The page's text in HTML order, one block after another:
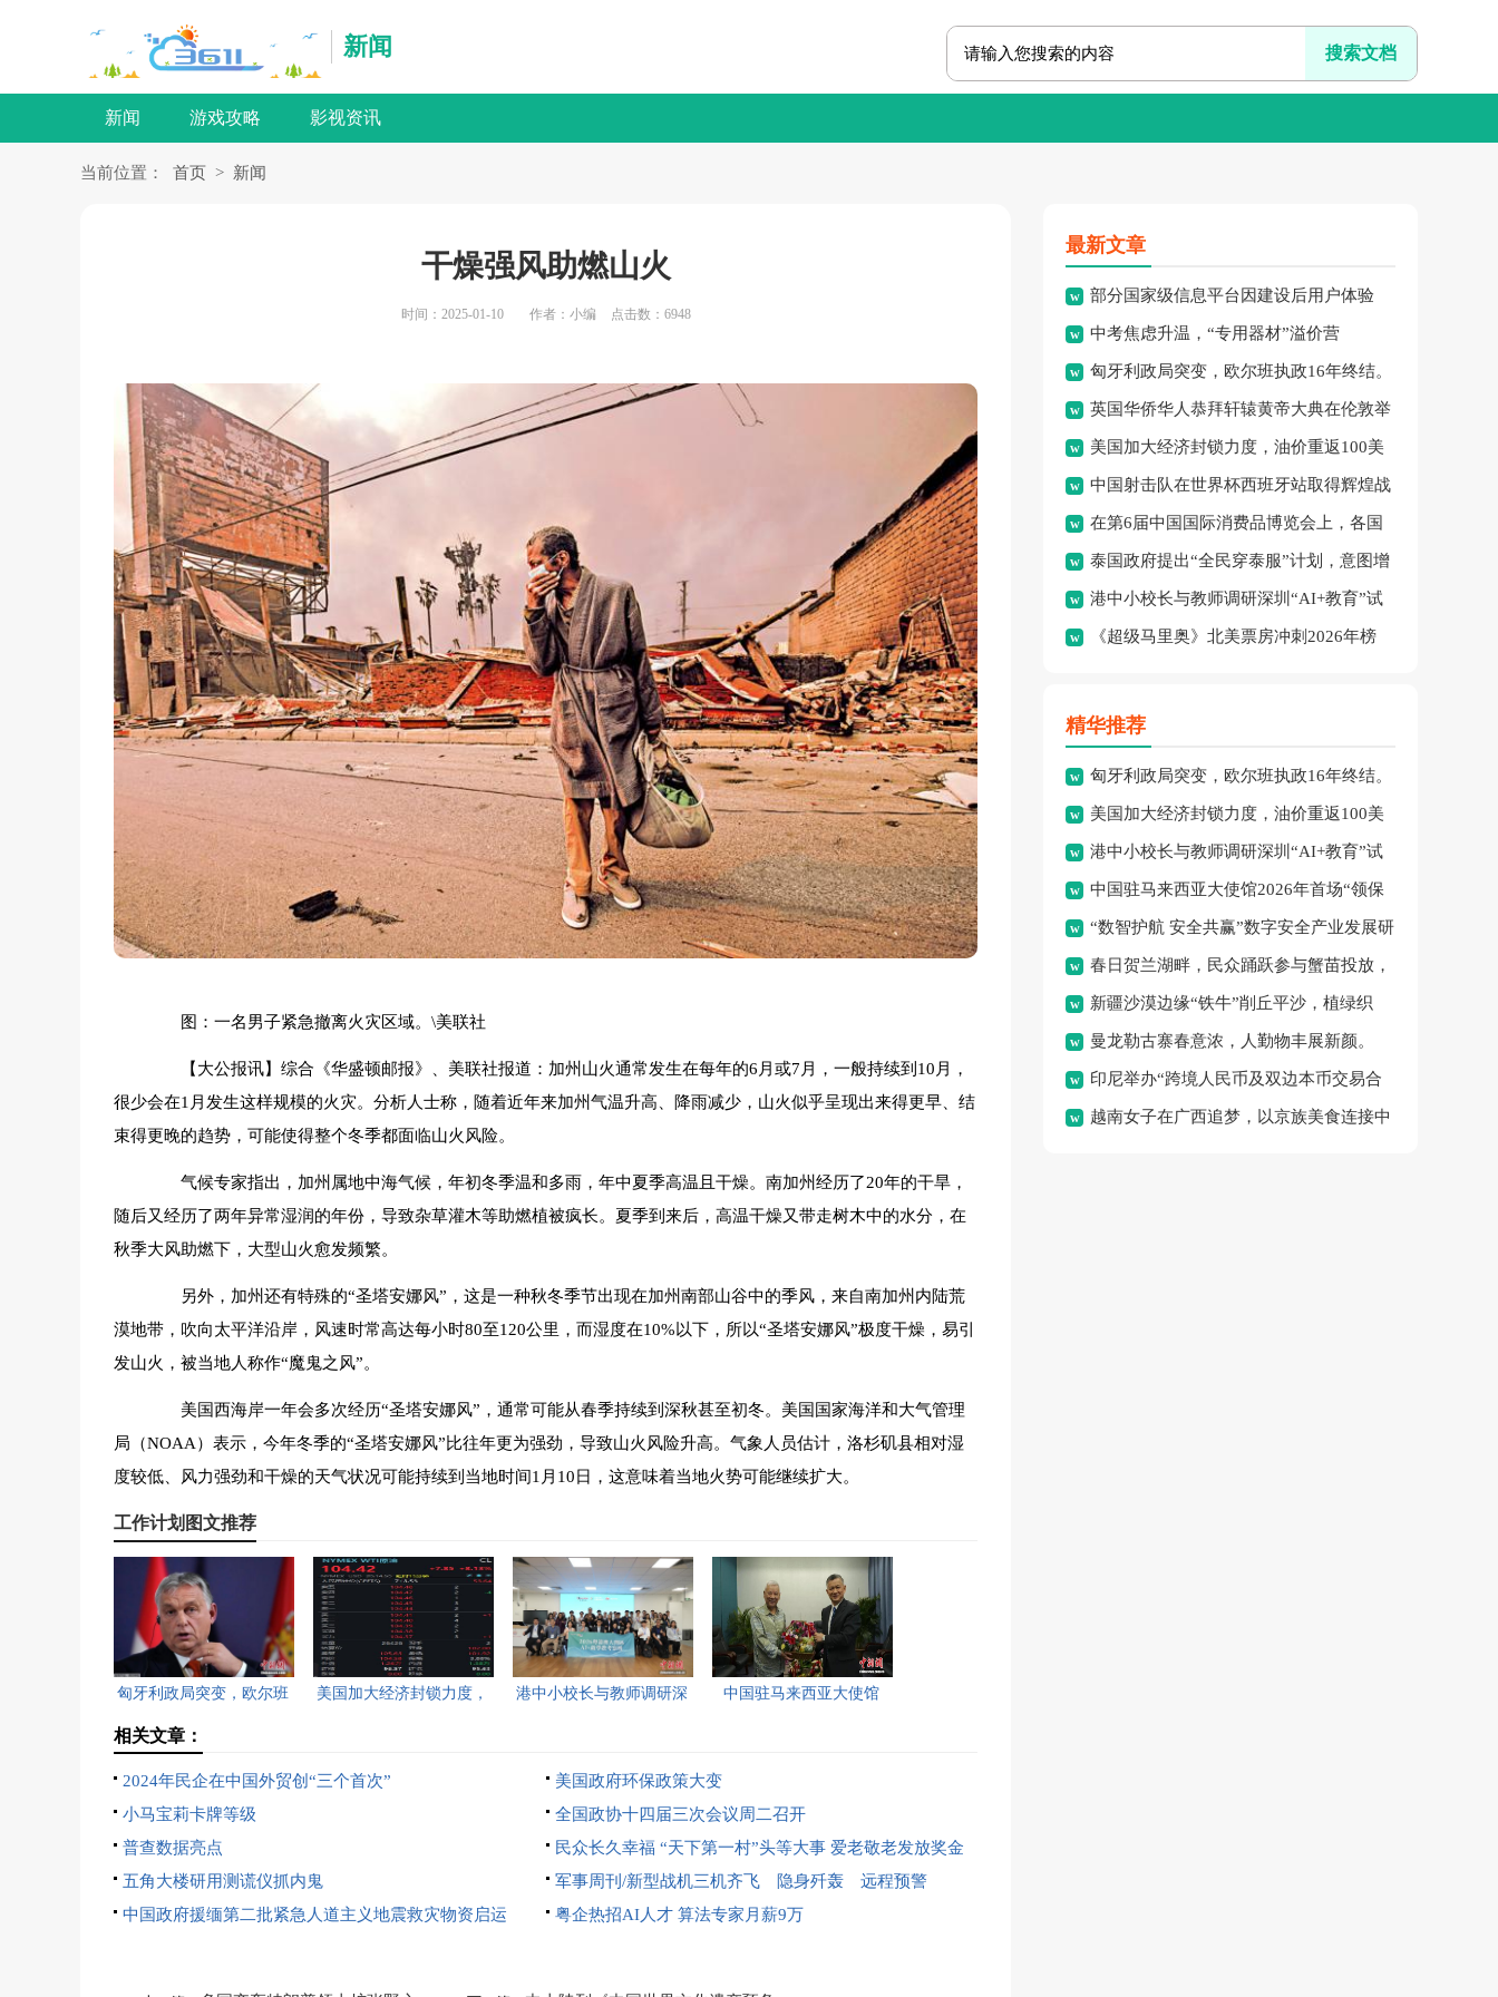
新闻
新闻 游戏攻略 影视资讯
当前位置： 首页 > 新闻
干燥强风助燃山火
时间：2025-01-10 作者：小编 点击数： 6948
图：一名男子紧急撤离火灾区域。\美联社
【大公报讯】综合《华盛顿邮报》、美联社报道：加州山火通常发生在每年的6月或7月，一般持续到10月，
很少会在1月发生这样规模的火灾。分析人士称，随着近年来加州气温升高、降雨减少，山火似乎呈现出来得更早、结
束得更晚的趋势，可能使得整个冬季都面临山火风险。
气候专家指出，加州属地中海气候，年初冬季温和多雨，年中夏季高温且干燥。南加州经历了20年的干旱，
随后又经历了两年异常湿润的年份，导致杂草灌木等助燃植被疯长。夏季到来后，高温干燥又带走树木中的水分，在
秋季大风助燃下，大型山火愈发频繁。
另外，加州还有特殊的“圣塔安娜风”，这是一种秋冬季节出现在加州南部山谷中的季风，来自南加州内陆荒
漠地带，吹向太平洋沿岸，风速时常高达每小时80至120公里，而湿度在10%以下，所以“圣塔安娜风”极度干燥，易引
发山火，被当地人称作“魔鬼之风”。
美国西海岸一年会多次经历“圣塔安娜风”，通常可能从春季持续到深秋甚至初冬。美国国家海洋和大气管理
局（NOAA）表示，今年冬季的“圣塔安娜风”比往年更为强劲，导致山火风险升高。气象人员估计，洛杉矶县相对湿
度较低、风力强劲和干燥的天气状况可能持续到当地时间1月10日，这意味着当地火势可能继续扩大。
工作计划图文推荐
匈牙利政局突变，欧尔班
执政16年终结。
美国加大经济封锁力度，
股指开盘走低。
港中小校长与教师调研深
中国驻马来西亚大使馆
日举行，旨在提升留学生
的安全意识与应急处置能
力，帮助他们在异国他乡
更好地学习和生活。
相关文章：
2024年民企在中国外贸创“三个首次”
美国政府环保政策大变
小马宝莉卡牌等级
全国政协十四届三次会议周二召开
普查数据亮点
民众长久幸福 “天下第一村”头等大事 爱老敬老发放奖金
奖学助学培育人才
五角大楼研用测谎仪抓内鬼
军事周刊/新型战机三机齐飞 隐身歼轰 远程预警
中国政府援缅第二批紧急人道主义地震救灾物资启运
粤企热招AI人才 算法专家月薪9万
最新文章
部分国家级信息平台因建设后用户体验
差、系统频繁崩溃、信息更新
中考焦虑升温，“专用器材”溢价营
销、“保过”私教乱象频现，家
匈牙利政局突变，欧尔班执政16年终结。
英国华侨华人恭拜轩辕黄帝大典在伦敦举
行，传承中华文化纽带。
美国加大经济封锁力度，油价重返100美
元高点，黄金价格急跌，
中国射击队在世界杯西班牙站取得辉煌战
绩：8金、3银、2铜。
在第6届中国国际消费品博览会上，各国
品牌集中展示了最新消费精
泰国政府提出“全民穿泰服”计划，意图增
强民族文化认同并拓展泰
港中小校长与教师调研深圳“AI+教育”试
点项目，探索智慧课堂
《超级马里奥》北美票房冲刺2026年榜
精华推荐
匈牙利政局突变，欧尔班执政16年终结。
美国加大经济封锁力度，油价重返100美
元高点，黄金价格急跌，
港中小校长与教师调研深圳“AI+教育”试
点项目，探索智慧课堂
中国驻马来西亚大使馆2026年首场“领保
进校园暨平安留学”主
“数智护航 安全共赢”数字安全产业发展研
讨会在穗召开，多方共
春日贺兰湖畔，民众踊跃参与蟹苗投放，
体验“水上春耕”的独特乐
新疆沙漠边缘“铁牛”削丘平沙，植绿织
密“绿围脖”，变荒沙为绿
曼龙勒古寨春意浓，人勤物丰展新颜。
印尼举办“跨境人民币及双边本币交易合
作”论坛，旨在促进区域金
越南女子在广西追梦，以京族美食连接中